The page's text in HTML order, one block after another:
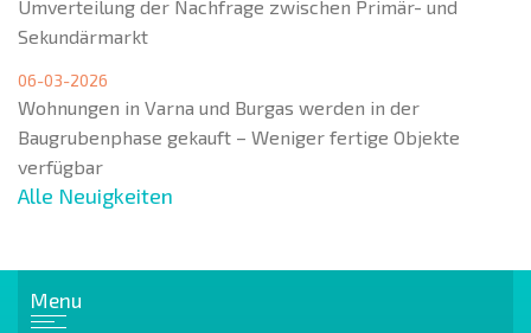
Umverteilung der Nachfrage zwischen Primär- und
Sekundärmarkt
06-03-2026
Wohnungen in Varna und Burgas werden in der
Baugrubenphase gekauft – Weniger fertige Objekte
verfügbar
Alle Neuigkeiten
Menu